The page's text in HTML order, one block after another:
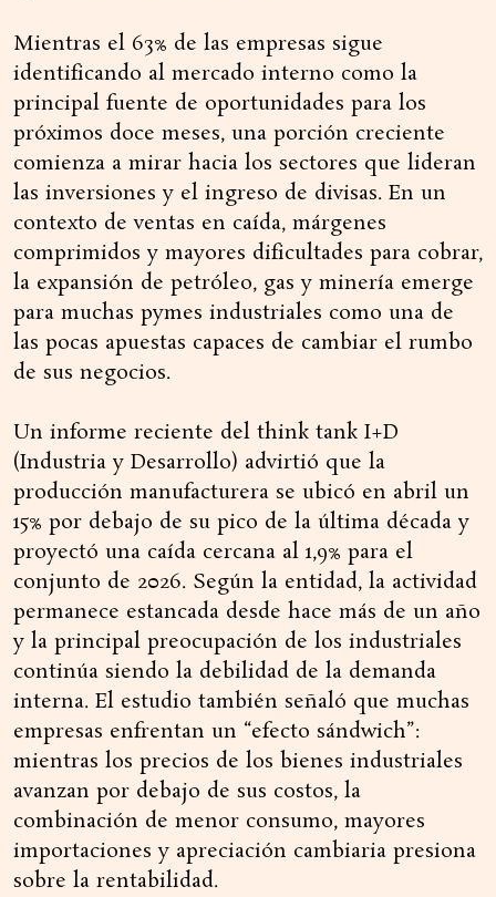
Mientras el 63% de las empresas sigue
identificando al mercado interno como la
principal fuente de oportunidades para los
próximos doce meses, una porción creciente
comienza a mirar hacia los sectores que lideran
las inversiones y el ingreso de divisas. En un
contexto de ventas en caída, márgenes
comprimidos y mayores dificultades para cobrar,
la expansión de petróleo, gas y minería emerge
para muchas pymes industriales como una de
las pocas apuestas capaces de cambiar el rumbo
de sus negocios.
Un informe reciente del think tank I+D
(Industria y Desarrollo) advirtió que la
producción manufacturera se ubicó en abril un
15% por debajo de su pico de la última década y
proyectó una caída cercana al 1,9% para el
conjunto de 2026. Según la entidad, la actividad
permanece estancada desde hace más de un año
y la principal preocupación de los industriales
continúa siendo la debilidad de la demanda
interna. El estudio también señaló que muchas
empresas enfrentan un “efecto sándwich”:
mientras los precios de los bienes industriales
avanzan por debajo de sus costos, la
combinación de menor consumo, mayores
importaciones y apreciación cambiaria presiona
sobre la rentabilidad.